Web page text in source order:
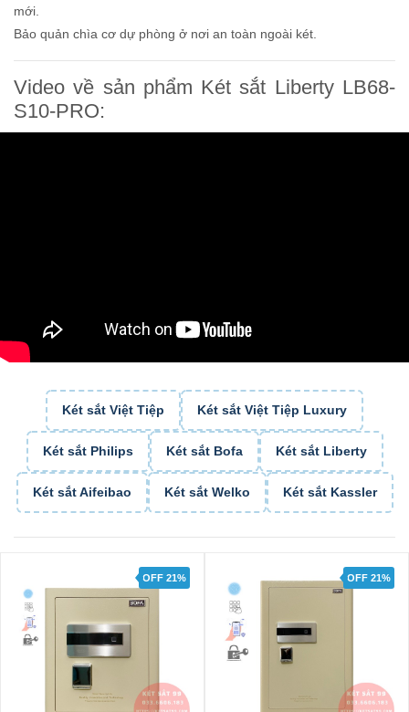
mới.
Bảo quản chìa cơ dự phòng ở nơi an toàn ngoài két.
Video về sản phẩm Két sắt Liberty LB68-
S10-PRO:
Két sắt Việt Tiệp Két sắt Việt Tiệp Luxury
Két sắt Philips Két sắt Bofa Két sắt Liberty
Két sắt Aifeibao Két sắt Welko Két sắt Kassler
OFF 21% OFF 21%